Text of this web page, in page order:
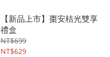
【新品上市】棗安桔光雙享
禮盒
NT$699
NT$629